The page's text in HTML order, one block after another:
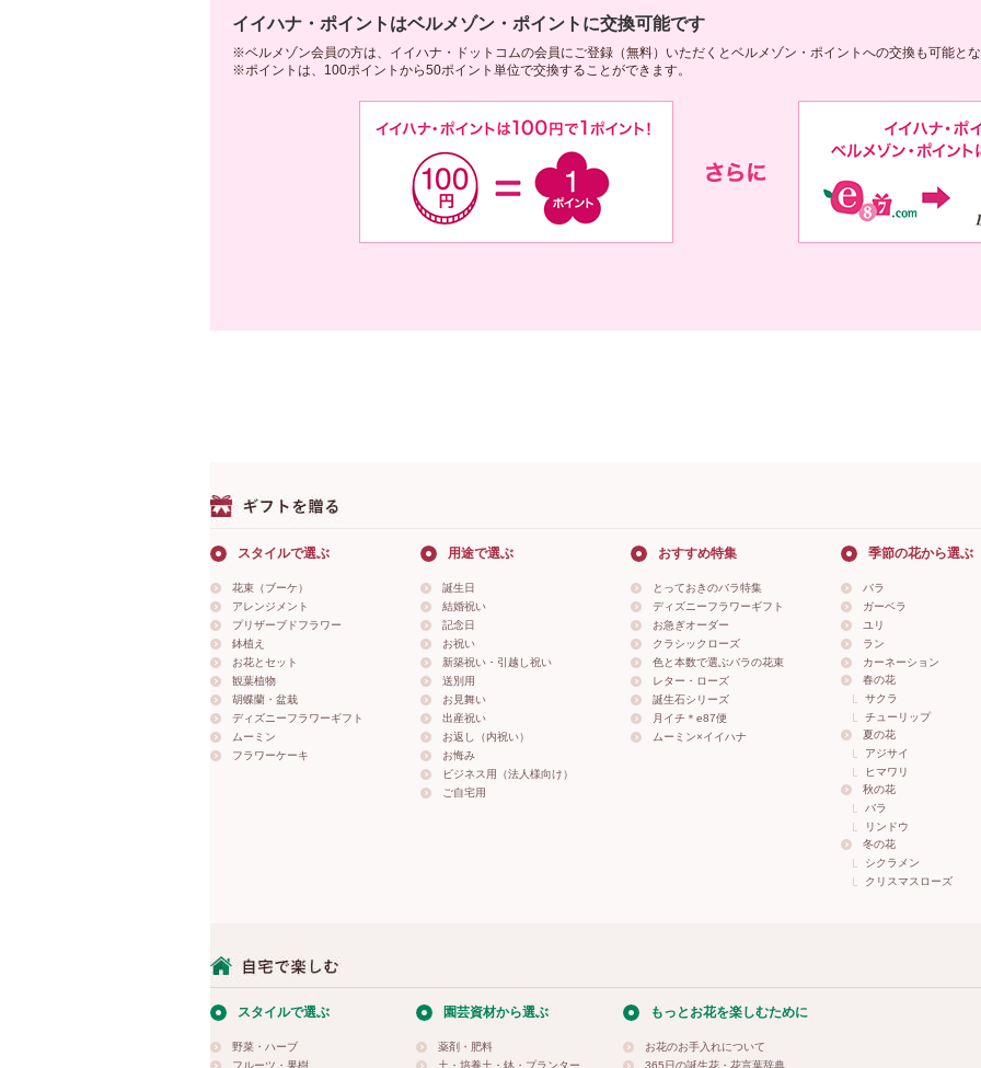
イイハナ・ポイントはベルメゾン・ポイントに交換可能です
※ベルメゾン会員の方は、イイハナ・ドットコムの会員にご登録（無料）いただくとベルメゾン・ポイントへの交換も可能と
※ポイントは、100ポイントから50ポイント単位で交換することができます。
スタイルで選ぶ
花束（ブーケ）
アレンジメント
プリザーブドフラワー
鉢植え
お花とセット
観葉植物
胡蝶蘭・盆栽
ディズニーフラワーギフト
ムーミン
フラワーケーキ
用途で選ぶ
誕生日
結婚祝い
記念日
お祝い
新築祝い・引越し祝い
送別用
お見舞い
出産祝い
お返し（内祝い）
お悔み
ビジネス用（法人様向け）
ご自宅用
おすすめ特集
とっておきのバラ特集
ディズニーフラワーギフト
お急ぎオーダー
クラシックローズ
色と本数で選ぶバラの花束
レター・ローズ
誕生石シリーズ
月イチ＊e87便
ムーミン×イイハナ
季節の花から選ぶ
バラ
ガーベラ
ユリ
ラン
カーネーション
春の花
サクラ
チューリップ
夏の花
アジサイ
ヒマワリ
秋の花
バラ
リンドウ
冬の花
シクラメン
クリスマスローズ
スタイルで選ぶ
野菜・ハーブ
フルーツ・果樹
園芸資材から選ぶ
薬剤・肥料
土・培養土・鉢・プランター
もっとお花を楽しむために
お花のお手入れについて
365日の誕生花・花言葉辞典